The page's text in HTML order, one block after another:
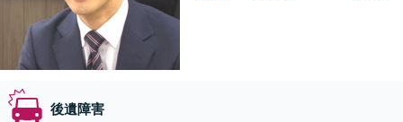
後遺障害